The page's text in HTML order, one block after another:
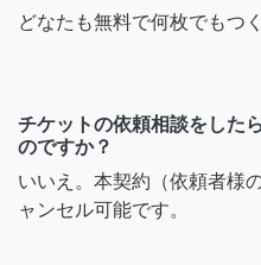
どなたも無料で何枚でもつ
チケットの依頼相談をした
のですか？
いいえ。本契約（依頼者様
ャンセル可能です。